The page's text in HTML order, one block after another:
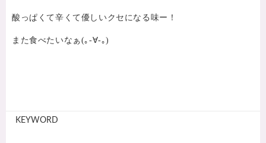
酸っぱくて辛くて優しいクセになる味ー！
また食べたいなぁ(｡-∀-｡)
KEYWORD